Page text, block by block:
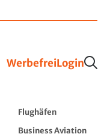
WerbefreiLogin
Flughäfen
Business Aviation